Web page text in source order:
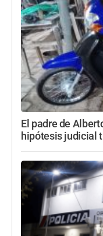
El padre de
hipótesis judicial